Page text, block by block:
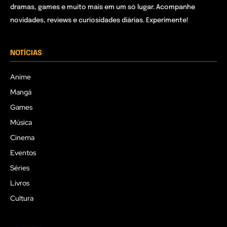
dramas, games e muito mais em um só lugar. Acompanhe
novidades, reviews e curiosidades diárias. Experimente!
NOTÍCIAS
Anime
Mangá
Games
Música
Cinema
Eventos
Séries
Livros
Cultura